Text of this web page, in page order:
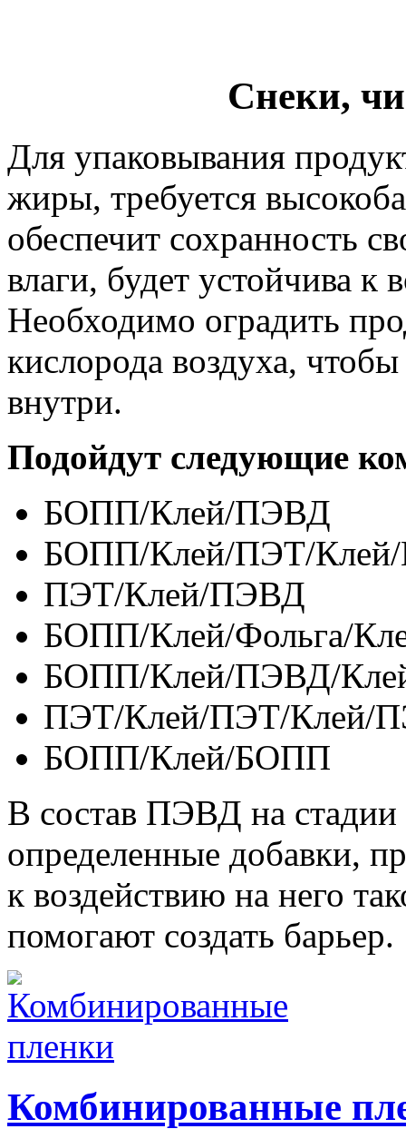
Снеки,
Для упаковывания
жиры, требуется
обеспечит сохранность
влаги, будет устойчива к
Необходимо оградить
кислорода воздуха,
внутри.
Подойдут следующие
БОПП/Клей/ПЭВД
БОПП/Клей/ПЭТ/
ПЭТ/Клей/ПЭВД
БОПП/Клей/Фольга/
БОПП/Клей/ПЭВД/
ПЭТ/Клей/ПЭТ/Клей/
БОПП/Клей/БОПП
В состав ПЭВД на стадии
определенные добавки,
к воздействию на него
помогают создать барьер.
Комбинированные